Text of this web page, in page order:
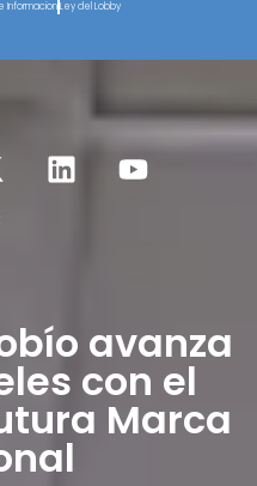
Informacion Ley del Lobby
avanza
con el
Marca